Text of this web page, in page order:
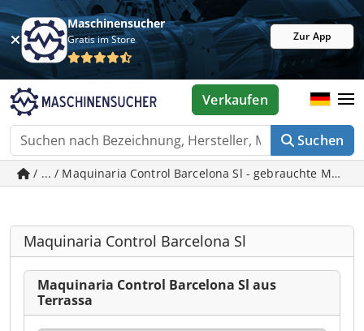
Maschinensucher
Gratis im Store Zur App
Suchen
Verkaufen
/ ... / Maquinaria Control Barcelona Sl - gebrauchte
Maquinaria Control Barcelona Sl
Maquinaria Control Barcelona Sl aus
Terrassa